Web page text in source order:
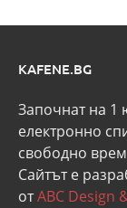
KAFENE.BG
Започнат на 1
eлектронно
свободно
Сайтът е
отABC Design